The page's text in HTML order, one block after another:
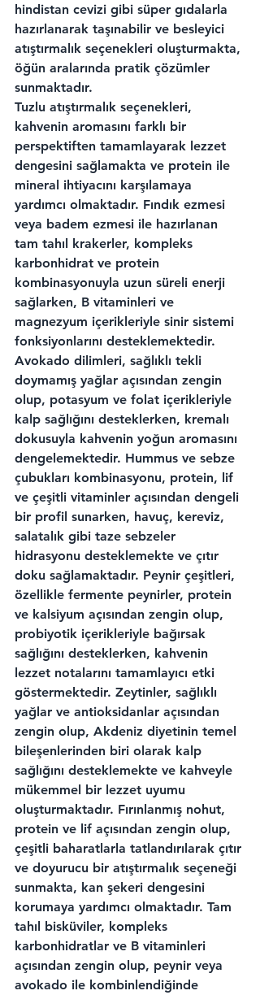
hindistan cevizi gibi süper gıdalarla
hazırlanarak taşınabilir ve besleyici
atıştırmalık seçenekleri oluşturmakta,
öğün aralarında pratik çözümler
sunmaktadır.
Tuzlu atıştırmalık seçenekleri,
kahvenin aromasını farklı bir
perspektiften tamamlayarak lezzet
dengesini sağlamakta ve protein ile
mineral ihtiyacını karşılamaya
yardımcı olmaktadır. Fındık ezmesi
veya badem ezmesi ile hazırlanan
tam tahıl krakerler, kompleks
karbonhidrat ve protein
kombinasyonuyla uzun süreli enerji
sağlarken, B vitaminleri ve
magnezyum içerikleriyle sinir sistemi
fonksiyonlarını desteklemektedir.
Avokado dilimleri, sağlıklı tekli
doymamış yağlar açısından zengin
olup, potasyum ve folat içerikleriyle
kalp sağlığını desteklerken, kremalı
dokusuyla kahvenin yoğun aromasını
dengelemektedir. Hummus ve sebze
çubukları kombinasyonu, protein, lif
ve çeşitli vitaminler açısından dengeli
bir profil sunarken, havuç, kereviz,
salatalık gibi taze sebzeler
hidrasyonu desteklemekte ve çıtır
doku sağlamaktadır. Peynir çeşitleri,
özellikle fermente peynirler, protein
ve kalsiyum açısından zengin olup,
probiyotik içerikleriyle bağırsak
sağlığını desteklerken, kahvenin
lezzet notalarını tamamlayıcı etki
göstermektedir. Zeytinler, sağlıklı
yağlar ve antioksidanlar açısından
zengin olup, Akdeniz diyetinin temel
bileşenlerinden biri olarak kalp
sağlığını desteklemekte ve kahveyle
mükemmel bir lezzet uyumu
oluşturmaktadır. Fırınlanmış nohut,
protein ve lif açısından zengin olup,
çeşitli baharatlarla tatlandırılarak çıtır
ve doyurucu bir atıştırmalık seçeneği
sunmakta, kan şekeri dengesini
korumaya yardımcı olmaktadır. Tam
tahıl bisküviler, kompleks
karbonhidratlar ve B vitaminleri
açısından zengin olup, peynir veya
avokado ile kombinlendiğinde